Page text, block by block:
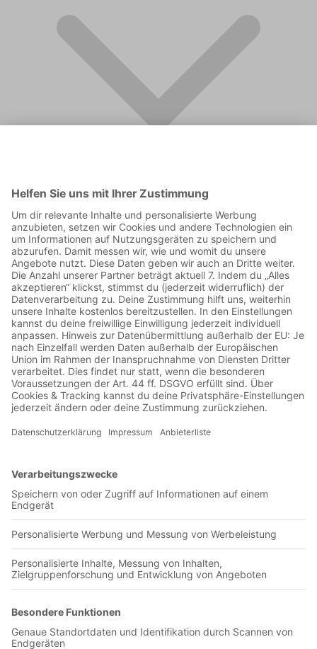
FAQ
Supporter werden
Unsere App ist in den offiziellen Stores verfügbar!
Jetzt herunterladen